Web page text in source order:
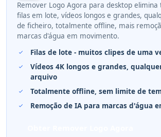
Remover Logo Agora para desktop elimina
filas em lote, vídeos longos e grandes,
de ficheiro, totalmente offline, mais
marcas d'água em movimento.
Filas de lote - muitos clipes de uma
Vídeos 4K longos e grandes,
arquivo
Totalmente offline, sem limite de
Remoção de IA para marcas d'água